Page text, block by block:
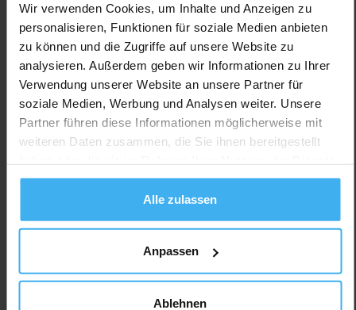
Wir verwenden Cookies, um Inhalte und Anzeigen zu
personalisieren, Funktionen für soziale Medien anbieten
zu können und die Zugriffe auf unsere Website zu
analysieren. Außerdem geben wir Informationen zu Ihrer
Verwendung unserer Website an unsere Partner für
soziale Medien, Werbung und Analysen weiter. Unsere
Partner führen diese Informationen möglicherweise mit
weiteren Daten zusammen, die Sie ihnen bereitgestellt
gesammelt haben.
Alle zulassen
Anpassen
Ablehnen